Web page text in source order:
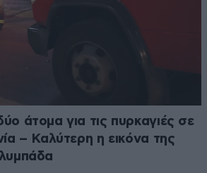
άτομα για τις πυρκαγιές σε
– Καλύτερη η εικόνα της